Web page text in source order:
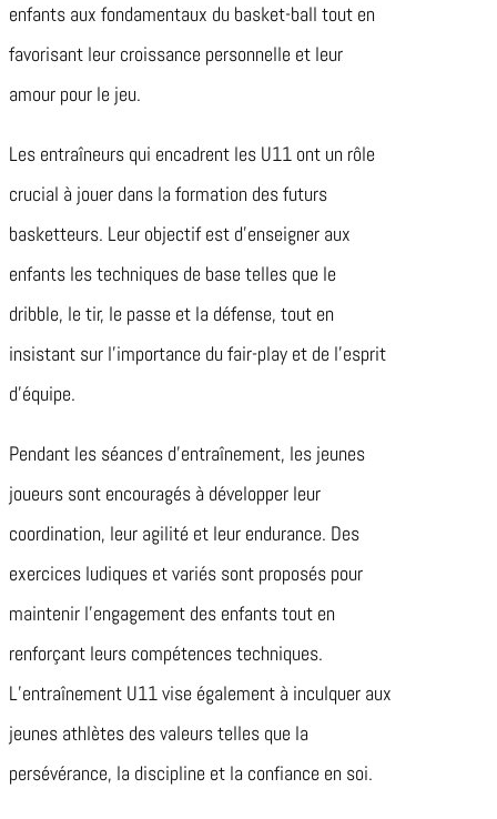
enfants aux fondamentaux du basket-ball tout en
favorisant leur croissance personnelle et leur
amour pour le jeu.
Les entraîneurs qui encadrent les U11 ont un rôle
crucial à jouer dans la formation des futurs
basketteurs. Leur objectif est d’enseigner aux
enfants les techniques de base telles que le
dribble, le tir, le passe et la défense, tout en
insistant sur l’importance du fair-play et de l’esprit
d’équipe.
Pendant les séances d’entraînement, les jeunes
joueurs sont encouragés à développer leur
coordination, leur agilité et leur endurance. Des
exercices ludiques et variés sont proposés pour
maintenir l’engagement des enfants tout en
renforçant leurs compétences techniques.
L’entraînement U11 vise également à inculquer aux
jeunes athlètes des valeurs telles que la
persévérance, la discipline et la confiance en soi.